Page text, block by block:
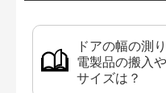
ドアの幅の測
電製品の搬入
サイズは？